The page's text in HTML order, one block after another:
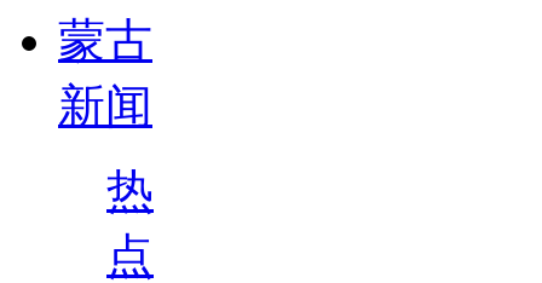
蒙古
新闻
热
点